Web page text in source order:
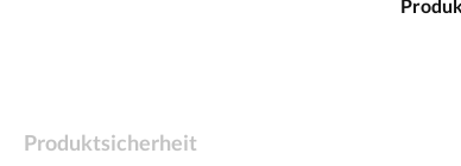
Produktsicherheit